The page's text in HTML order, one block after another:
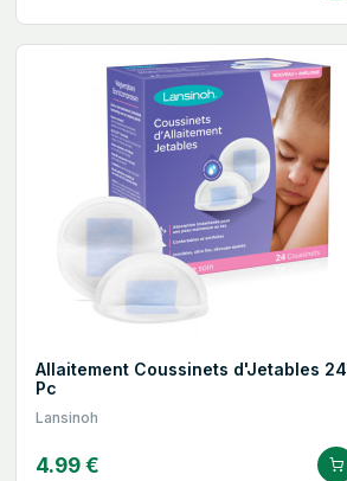
Allaitement Coussinets d'Jetables 24
Pc
Lansinoh
4.99 €